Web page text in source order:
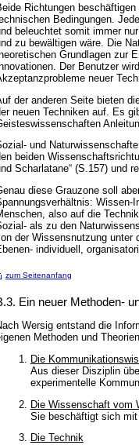
Richtungen
Bedingungen.
beleuchtet somit immer
zu bewältigen wäre. Die
Grundlagen zur
Der Benutzer
neuer
der anderen Seite bieten
neuen Techniken auf. Es
und
beiden
Scharlatane“ (S.157) und
diese Grauzone soll
Wissen-
also auf die
als zu den
der Wissensnutzung unter
individuell,
zum Seitenanfang
Ein neuer Methoden-
Wersig entstand die
Methoden und
Die
Aus dieser Disziplin
experimentelle
Die Wissenschaft vom
Sie beschäftigt sich mit
Die Technik